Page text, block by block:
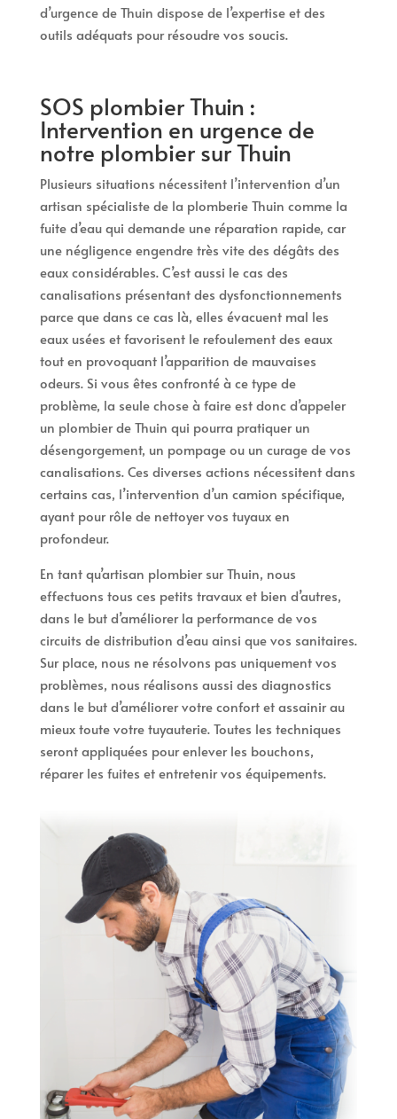
d’urgence de Thuin dispose de l’expertise et des
outils adéquats pour résoudre vos soucis.
SOS plombier Thuin :
Intervention en urgence de
notre plombier sur Thuin
Plusieurs situations nécessitent l’intervention d’un
artisan spécialiste de la plomberie Thuin comme la
fuite d’eau qui demande une réparation rapide, car
une négligence engendre très vite des dégâts des
eaux considérables. C’est aussi le cas des
canalisations présentant des dysfonctionnements
parce que dans ce cas là, elles évacuent mal les
eaux usées et favorisent le refoulement des eaux
tout en provoquant l’apparition de mauvaises
odeurs. Si vous êtes confronté à ce type de
problème, la seule chose à faire est donc d’appeler
un plombier de Thuin qui pourra pratiquer un
désengorgement, un pompage ou un curage de vos
canalisations. Ces diverses actions nécessitent dans
certains cas, l’intervention d’un camion spécifique,
ayant pour rôle de nettoyer vos tuyaux en
profondeur.
En tant qu’artisan plombier sur Thuin, nous
effectuons tous ces petits travaux et bien d’autres,
dans le but d’améliorer la performance de vos
circuits de distribution d’eau ainsi que vos sanitaires.
Sur place, nous ne résolvons pas uniquement vos
problèmes, nous réalisons aussi des diagnostics
dans le but d’améliorer votre confort et assainir au
mieux toute votre tuyauterie. Toutes les techniques
seront appliquées pour enlever les bouchons,
réparer les fuites et entretenir vos équipements.